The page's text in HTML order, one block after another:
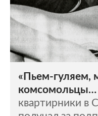
«Пьем-гуляем,
комсомольцы…
квартирники в